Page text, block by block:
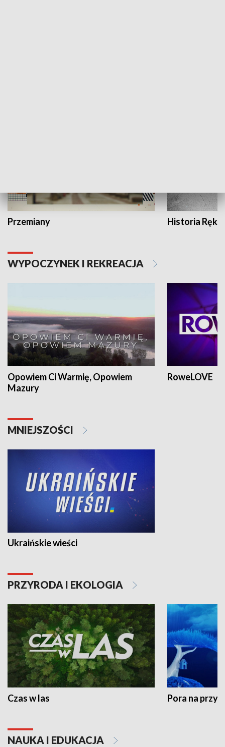
Przemiany Historia Ręką
WYPOCZYNEK I REKREACJA
Opowiem Ci Warmię, Opowiem
Mazury
RoweLOVE
MNIEJSZOŚCI
Ukraińskie wieści
PRZYRODA I EKOLOGIA
Czas w las Pora na
NAUKA I EDUKACJA